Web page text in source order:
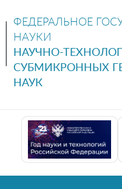
ФЕДЕРАЛЬНОЕ
НАУКИ
НАУЧНО-
СУБМИКРОННЫХ
НАУК